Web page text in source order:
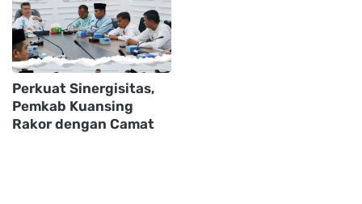
Perkuat Sinergisitas,
Pemkab Kuansing
Rakor dengan Camat